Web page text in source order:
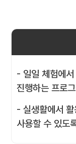
- 일일 체험에
진행하는 프로
- 실생활에서
사용할 수 있도